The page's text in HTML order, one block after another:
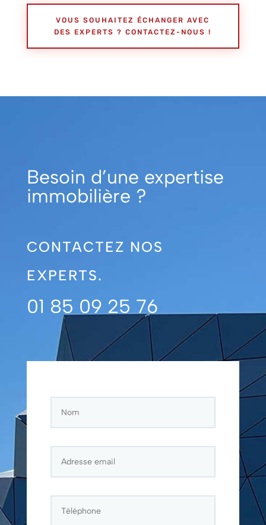
VOUS SOUHAITEZ ÉCHANGER AVEC
DES EXPERTS ? CONTACTEZ-NOUS !
Besoin d’une expertise
immobilière ?
CONTACTEZ NOS
EXPERTS.
01 85 09 25 76